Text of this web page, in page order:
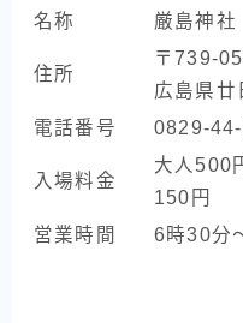
名称 厳島神社
住所
〒739-
広島県廿
電話番号
0829-
入場料金
大人500
150円
営業時間
6時30分